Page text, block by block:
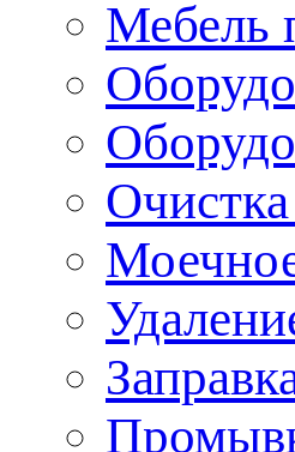
Мебель